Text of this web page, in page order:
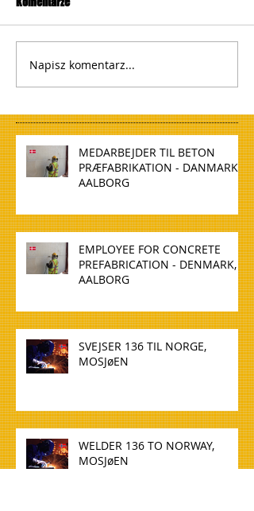
Napisz komentarz...
MEDARBEJDER TIL BETON
PRÆFABRIKATION - DANMARK,
AALBORG
EMPLOYEE FOR CONCRETE
PREFABRICATION - DENMARK,
AALBORG
SVEJSER 136 TIL NORGE,
MOSJøEN
WELDER 136 TO NORWAY,
MOSJøEN